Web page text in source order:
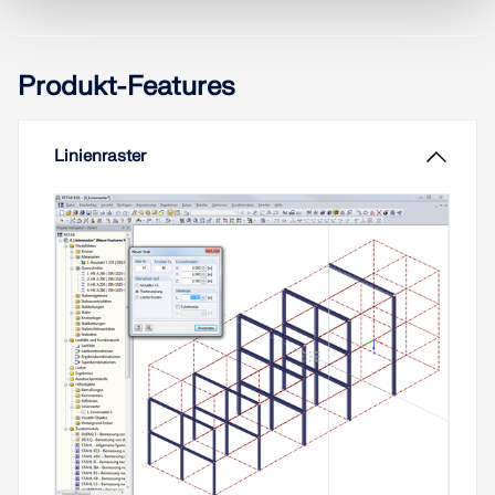
effektiver lässt sich diese lösen. Die Vielzahl und
Komplexität der heutigen Problemstellungen -
spezifisch zugeschnittener Lösungen.
Weiterlesen
Produkt-Features
Linienraster